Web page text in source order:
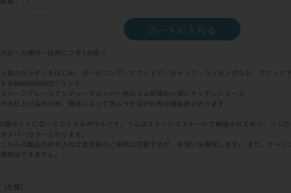
カートに入れる
※お一人様同一住所につき1点限り
人気のランタンをはじめ、ガーデニング・アウトドア・キャンプ・クッキングなど、アウトド
するBAREBONESブランド。
ストーングレー×アンティークカッパー色のリムが味わい深いキッチンシリーズ
※手仕上げ品のため、個体によって色ムラやはがれ等の個体差があります。
2個セットになったエナメルボウルです。リムはステンレススチールで補強されており、リム
カッパーカラーとなります。
こちらの製品のお手入れは食洗器のご使用は可能ですが、手洗いを推奨します。 また、オーブ
使用はできません。
【仕様】